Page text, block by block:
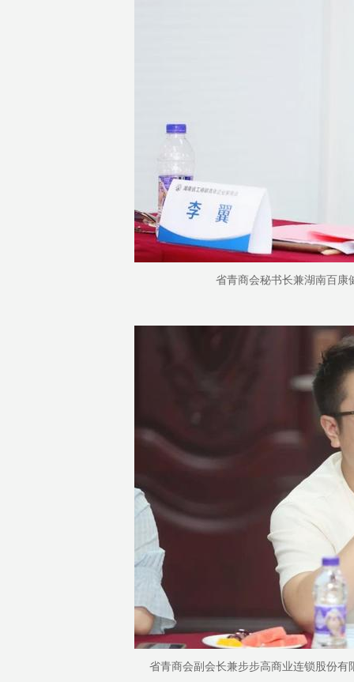
省青商会秘书长兼湖南百康
省青商会副会长兼步步高商业连锁股份